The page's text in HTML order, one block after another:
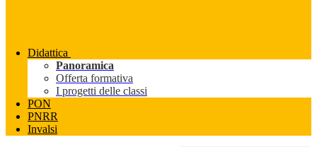
Didattica
Panoramica
Offerta formativa
I progetti delle classi
PON
PNRR
Invalsi